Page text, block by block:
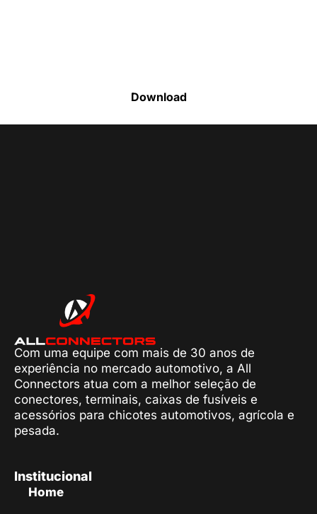
Download
Com uma equipe com mais de 30 anos de
experiência no mercado automotivo, a All
Connectors atua com a melhor seleção de
conectores, terminais, caixas de fusíveis e
acessórios para chicotes automotivos, agrícola e
pesada.
Institucional
Home